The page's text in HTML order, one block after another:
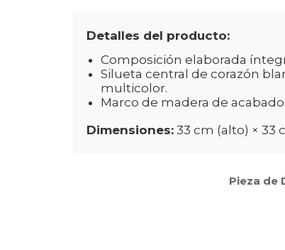
Detalles del producto:
Composición elaborada
Silueta central de corazón
multicolor.
Marco de madera de
Dimensiones: 33 cm (alto) × 33
Pieza de